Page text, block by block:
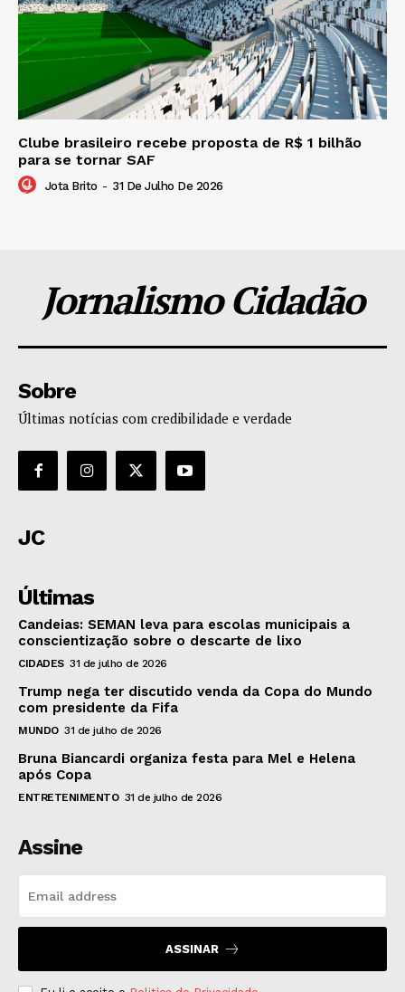
Clube brasileiro recebe proposta de R$ 1 bilhão
para se tornar SAF
Jota Brito - 31 De Julho De 2026
Jornalismo Cidadão
Sobre
Últimas notícias com credibilidade e verdade
JC
Últimas
Candeias: SEMAN leva para escolas municipais a
conscientização sobre o descarte de lixo
CIDADES 31 de julho de 2026
Trump nega ter discutido venda da Copa do Mundo
com presidente da Fifa
MUNDO 31 de julho de 2026
Bruna Biancardi organiza festa para Mel e Helena
após Copa
ENTRETENIMENTO 31 de julho de 2026
Assine
ASSINAR